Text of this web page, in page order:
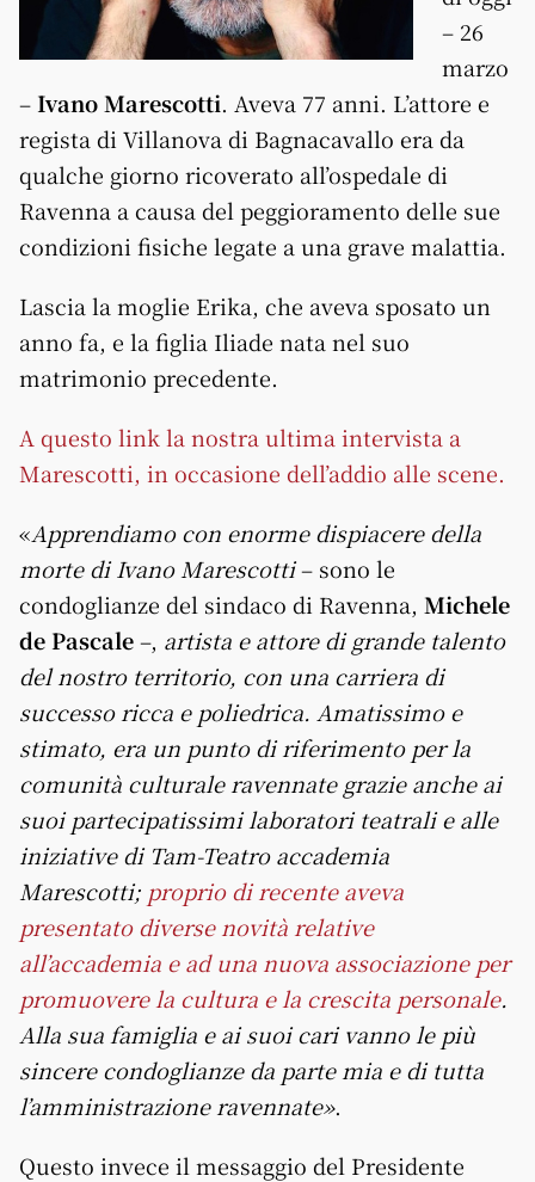
– 26
marzo
– Ivano Marescotti. Aveva 77 anni. L’attore e
regista di Villanova di Bagnacavallo era da
qualche giorno ricoverato all’ospedale di
Ravenna a causa del peggioramento delle sue
condizioni fisiche legate a una grave malattia.
Lascia la moglie Erika, che aveva sposato un
anno fa, e la figlia Iliade nata nel suo
matrimonio precedente.
A questo link la nostra ultima intervista a
Marescotti, in occasione dell’addio alle scene.
«Apprendiamo con enorme dispiacere della
morte di Ivano Marescotti– sono le
condoglianze del sindaco di Ravenna, Michele
de Pascale–, artista e attore di grande talento
del nostro territorio, con una carriera di
successo ricca e poliedrica. Amatissimo e
stimato, era un punto di riferimento per la
comunità culturale ravennate grazie anche ai
suoi partecipatissimi laboratori teatrali e alle
iniziative di Tam-Teatro accademia
Marescotti; proprio di recente aveva
presentato diverse novità relative
all’accademia e ad una nuova associazione per
promuovere la cultura e la crescita personale.
Alla sua famiglia e ai suoi cari vanno le più
sincere condoglianze da parte mia e di tutta
l’amministrazione ravennate».
Questo invece il messaggio del Presidente